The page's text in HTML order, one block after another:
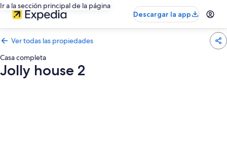
Ir a la sección principal de la página
Descargar la app
Ver todas las propiedades
Casa completa
Jolly house 2